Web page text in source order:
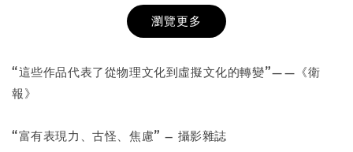
NT$ 50
- +
瀏覽更多
“這些作品代表了從物理文化到虛擬文化的轉變”——《衛
報》
“富有表現力、古怪、焦慮” – 攝影雜誌